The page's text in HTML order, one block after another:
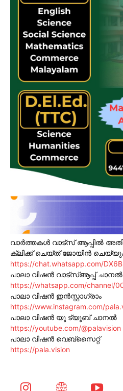
വാർത്തകൾ വാട്സ് ആപ്പിൽ
ക്ലിക്ക് ചെയ്ത് ജോയിൻ
https://chat.whatsapp.com/
പാലാ വിഷൻ വാട്സ്ആപ്പ് ചാനൽ
https://whatsapp.com/channel/
പാലാ വിഷൻ ഇൻസ്റ്റാഗ്രാം
https://www.instagram.com/
പാലാ വിഷൻ യൂ ട്യൂബ് ചാനൽ
https://youtube.com/@palavision
പാലാ വിഷൻ വെബ്സൈറ്റ്
https://pala.vision